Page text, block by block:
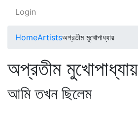
Login
HomeArtistsঅপ্রতীম মুখোপাধ্যায়
অপ্রতীম মুখোপাধ্যায়
আমি তখন ছিলেম